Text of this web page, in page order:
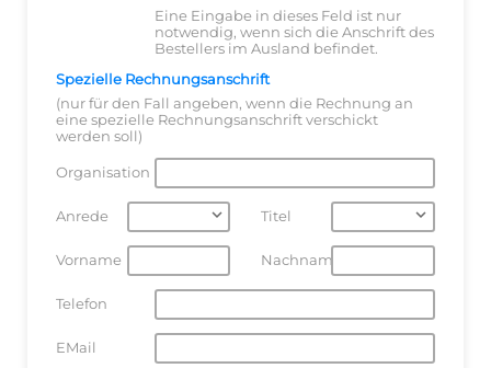
Eine Eingabe in dieses Feld ist nur
notwendig, wenn sich die Anschrift des
Bestellers im Ausland befindet.
Spezielle Rechnungsanschrift
(nur für den Fall angeben, wenn die Rechnung an
eine spezielle Rechnungsanschrift verschickt
werden soll)
Organisation
Anrede Titel
Vorname Nachname
Telefon
EMail